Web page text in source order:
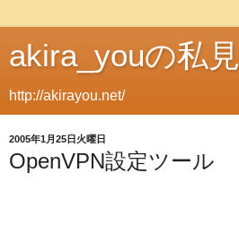
akira_youの私見
http://akirayou.net/
2005年1月25日火曜日
OpenVPN設定ツール